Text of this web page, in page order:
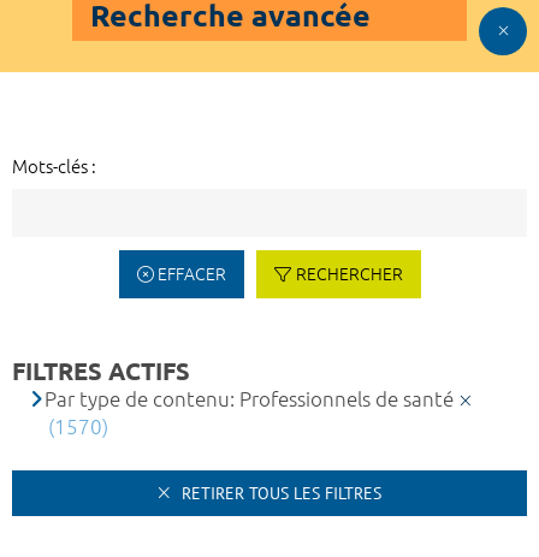
Recherche avancée
Mots-clés :
EFFACER RECHERCHER
FILTRES ACTIFS
Par type de contenu: Professionnels de santé
(1570)
RETIRER TOUS LES FILTRES